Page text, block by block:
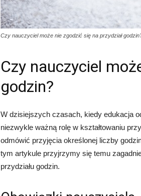
Czy nauczyciel może nie zgodzić się na przydział
Czy nauczyciel
godzin?
W dzisiejszych czasach, kiedy edukacja
niezwykle ważną rolę w kształtowaniu
odmówić przyjęcia określonej liczby
tym artykule przyjrzymy się temu
przydziału godzin.